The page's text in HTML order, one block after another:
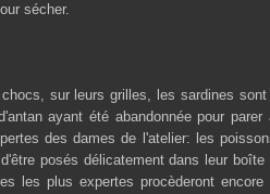
sécher.
sur leurs grilles, les sardines
ayant été abandonnée pour
des dames de l'atelier: les
posés délicatement dans leur
les plus expertes procèderont